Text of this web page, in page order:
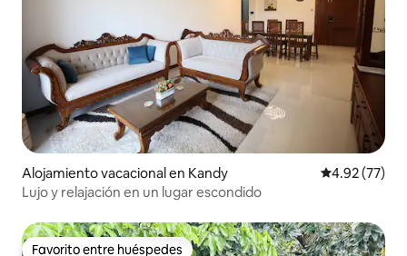
Alojamiento vacacional en Kandy Calificación
4.92 (77)
Lujo y relajación en un lugar escondido
Favorito entre huéspedes